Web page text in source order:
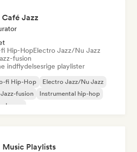
Jazz
Hip-HopElectro Jazz/Nu Jazz
fusion
indflydelsesrige playlister
fi Hip-Hop
Electro Jazz/Nu Jazz
Jazz-fusion
Instrumental hip-hop
Music Playlists